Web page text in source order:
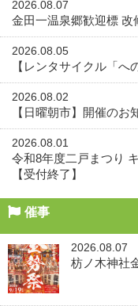
2026.08.07
金田一温泉郷歓迎標
2026.08.05
【レンタサイクル「へ
2026.08.02
【日曜朝市】開催のお
2026.08.01
令和8年度二戸まつり
【受付終了】
催事
2026.08.07
枋ノ木神社